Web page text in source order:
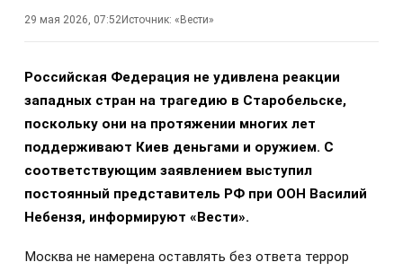
29 мая 2026, 07:52Источник: «Вести»
Российская Федерация не удивлена реакции
западных стран на трагедию в Старобельске,
поскольку они на протяжении многих лет
поддерживают Киев деньгами и оружием. С
соответствующим заявлением выступил
постоянный представитель РФ при ООН Василий
Небензя, информируют «Вести».
Москва не намерена оставлять без ответа террор